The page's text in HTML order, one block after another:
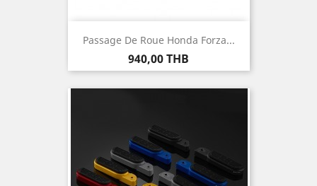
Passage De Roue Honda Forza...
Prix
940,00 THB